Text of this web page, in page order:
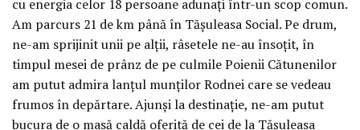
cu energia celor 18 persoane adunați într-un scop comun.
Am parcurs 21 de km până în Tășuleasa Social. Pe drum,
ne-am sprijinit unii pe alții, râsetele ne-au însoțit, în
timpul mesei de prânz de pe culmile Poienii Cătunenilor
am putut admira lanțul munților Rodnei care se vedeau
frumos în depărtare. Ajunși la destinație, ne-am putut
bucura de o masă caldă oferită de cei de la Tășuleasa